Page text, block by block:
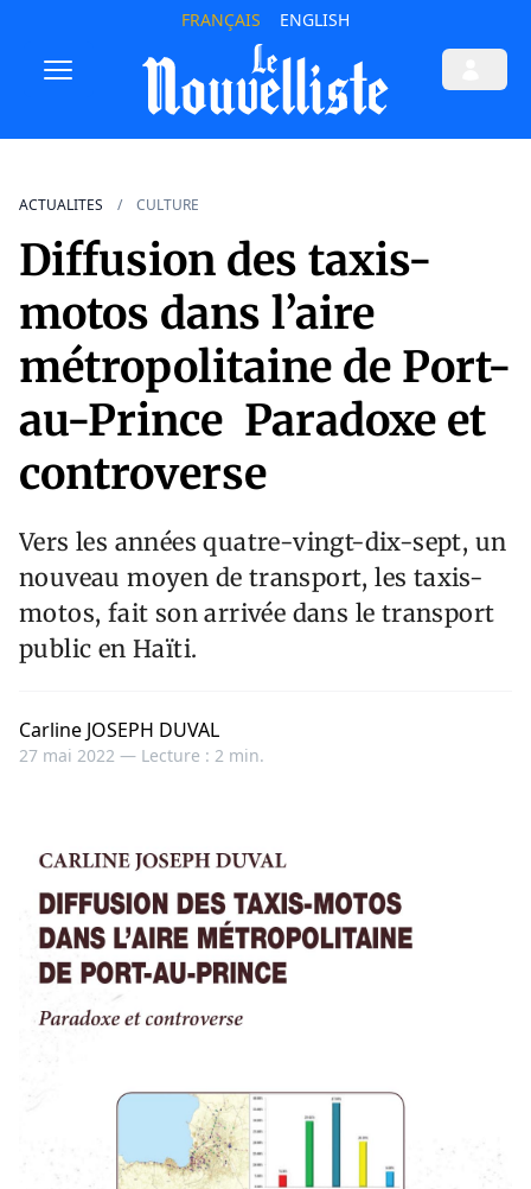
FRANÇAIS ENGLISH
ACTUALITES CULTURE
Diffusion des taxis-
motos dans l’aire
métropolitaine de Port-
au-Prince Paradoxe et
controverse
Vers les années quatre-vingt-dix-sept, un
nouveau moyen de transport, les taxis-
motos, fait son arrivée dans le transport
public en Haïti.
Carline JOSEPH DUVAL
27 mai 2022 — Lecture : 2 min.